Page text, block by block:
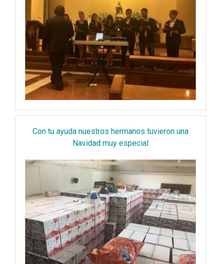
Con tu ayuda nuestros hermanos tuvieron una
Navidad muy especial